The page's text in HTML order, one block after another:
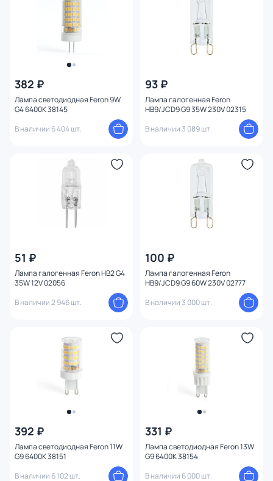
382 ₽
Лампа светодиодная Feron 9W
G4 6400K 38145
В наличии 6 404 шт.
93 ₽
Лампа галогенная Feron
HB9/JCD9 G9 35W 230V 02315
В наличии 3 089 шт.
51 ₽
Лампа галогенная Feron HB2 G4
35W 12V 02056
В наличии 2 946 шт.
100 ₽
Лампа галогенная Feron
HB9/JCD9 G9 60W 230V 02777
В наличии 3 000 шт.
392 ₽
Лампа светодиодная Feron 11W
G9 6400K 38151
В наличии 6 102 шт.
331 ₽
Лампа светодиодная Feron 13W
G9 6400K 38154
В наличии 6 000 шт.